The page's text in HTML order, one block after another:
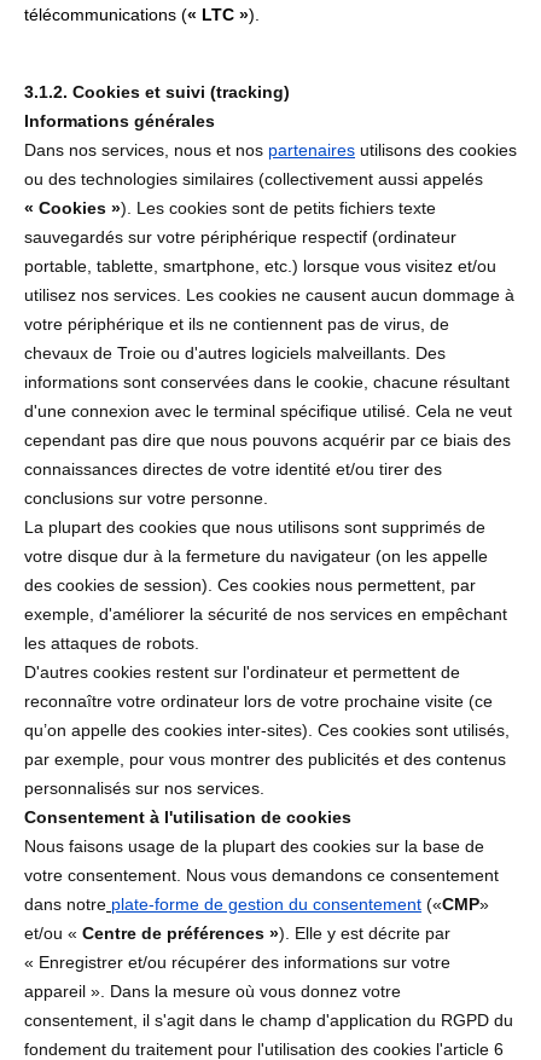
télécommunications (« LTC »).
3.1.2. Cookies et suivi (tracking)
Informations générales
Dans nos services, nous et nos partenaires utilisons des cookies
ou des technologies similaires (collectivement aussi appelés
« Cookies »). Les cookies sont de petits fichiers texte
sauvegardés sur votre périphérique respectif (ordinateur
portable, tablette, smartphone, etc.) lorsque vous visitez et/ou
utilisez nos services. Les cookies ne causent aucun dommage à
votre périphérique et ils ne contiennent pas de virus, de
chevaux de Troie ou d'autres logiciels malveillants. Des
informations sont conservées dans le cookie, chacune résultant
d'une connexion avec le terminal spécifique utilisé. Cela ne veut
cependant pas dire que nous pouvons acquérir par ce biais des
connaissances directes de votre identité et/ou tirer des
conclusions sur votre personne.
La plupart des cookies que nous utilisons sont supprimés de
votre disque dur à la fermeture du navigateur (on les appelle
des cookies de session). Ces cookies nous permettent, par
exemple, d'améliorer la sécurité de nos services en empêchant
les attaques de robots.
D'autres cookies restent sur l'ordinateur et permettent de
reconnaître votre ordinateur lors de votre prochaine visite (ce
qu’on appelle des cookies inter-sites). Ces cookies sont utilisés,
par exemple, pour vous montrer des publicités et des contenus
personnalisés sur nos services.
Consentement à l'utilisation de cookies
Nous faisons usage de la plupart des cookies sur la base de
votre consentement. Nous vous demandons ce consentement
dans notre plate-forme de gestion du consentement («CMP»
et/ou « Centre de préférences »). Elle y est décrite par
« Enregistrer et/ou récupérer des informations sur votre
appareil ». Dans la mesure où vous donnez votre
consentement, il s'agit dans le champ d'application du RGPD du
fondement du traitement pour l'utilisation des cookies l'article 6